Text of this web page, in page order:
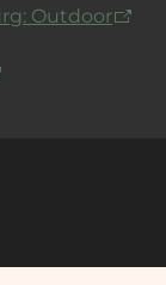
Outdoor